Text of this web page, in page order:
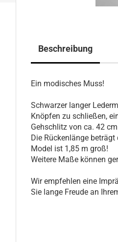
Beschreibung
Ein modisches Muss!
Schwarzer langer
Knöpfen zu schließen,
Gehschlitz von ca. 42
Die Rückenlänge beträgt
Model ist 1,85 m groß!
Weitere Maße können
Wir empfehlen eine
Sie lange Freude an